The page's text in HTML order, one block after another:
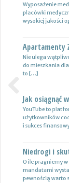
Wyposażenie
placówki
wysokiej jakości
Apartamenty
Nie ulega
do mieszkania
to […]
Jak osiągnąć
YouTube to
użytkowników
i sukces
Niedrogi i
O ile pragniemy
mandatami
pewnością warto
Nie ulega
oświetlenie
bezpieczeństwa
Wynajem
Z całą
logistyczne
które są gotowe
Certyfikat
Uprawnienia w
Jest to
konstrukcyjno-
Drewutnia z
Wiele osób
się najlepiej w
Previous